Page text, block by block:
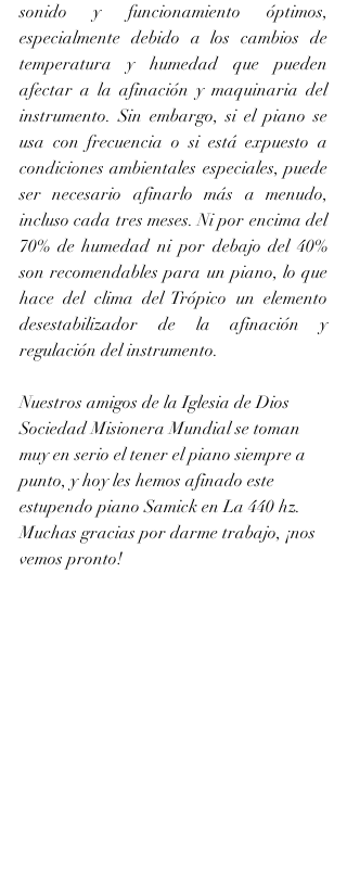
sonido y funcionamiento óptimos,
especialmente debido a los cambios de
temperatura y humedad que pueden
afectar a la afinación y maquinaria del
instrumento. Sin embargo, si el piano se
usa con frecuencia o si está expuesto a
condiciones ambientales especiales, puede
ser necesario afinarlo más a menudo,
incluso cada tres meses. Ni por encima del
70% de humedad ni por debajo del 40%
son recomendables para un piano, lo que
hace del clima del Trópico un elemento
desestabilizador de la afinación y
regulación del instrumento.
Nuestros amigos de la Iglesia de Dios
Sociedad Misionera Mundial se toman
muy en serio el tener el piano siempre a
punto, y hoy les hemos afinado este
estupendo piano Samick en La 440 hz.
Muchas gracias por darme trabajo, ¡nos
vemos pronto!